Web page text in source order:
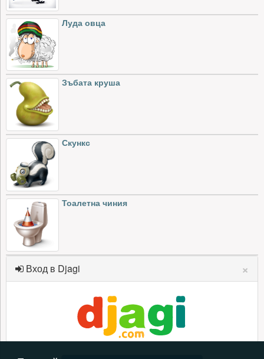
Луда овца
Зъбата круша
Скункс
Тоалетна чиния
Вход в Djagi ×